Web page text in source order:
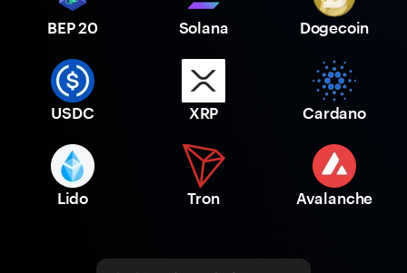
BEP 20 Solana Dogecoin
USDC XRP Cardano
Lido Tron Avalanche